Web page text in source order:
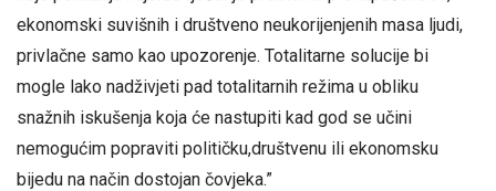
ekonomski suvišnih i društveno neukorijenjenih masa ljudi,
privlačne samo kao upozorenje. Totalitarne solucije bi
mogle lako nadživjeti pad totalitarnih režima u obliku
snažnih iskušenja koja će nastupiti kad god se učini
nemogućim popraviti političku,društvenu ili ekonomsku
bijedu na način dostojan čovjeka.”